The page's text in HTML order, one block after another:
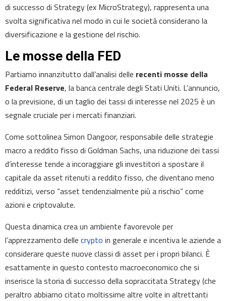
di successo di Strategy (ex MicroStrategy), rappresenta una
svolta significativa nel modo in cui le società considerano la
diversificazione e la gestione del rischio.
Le mosse della FED
Partiamo innanzitutto dall’analisi delle recenti mosse della
Federal Reserve, la banca centrale degli Stati Uniti. L’annuncio,
o la previsione, di un taglio dei tassi di interesse nel 2025 è un
segnale cruciale per i mercati finanziari.
Come sottolinea Simon Dangoor, responsabile delle strategie
macro a reddito fisso di Goldman Sachs, una riduzione dei tassi
d’interesse tende a incoraggiare gli investitori a spostare il
capitale da asset ritenuti a reddito fisso, che diventano meno
redditizi, verso “asset tendenzialmente più a rischio” come
azioni e criptovalute.
Questa dinamica crea un ambiente favorevole per
l’apprezzamento delle crypto in generale e incentiva le aziende a
considerare queste nuove classi di asset per i propri bilanci. È
esattamente in questo contesto macroeconomico che si
inserisce la storia di successo della sopraccitata Strategy (che
peraltro abbiamo citato moltissime altre volte in altrettanti